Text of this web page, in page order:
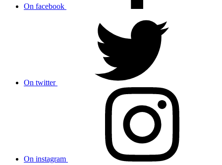
On facebook
On twitter
On instagram